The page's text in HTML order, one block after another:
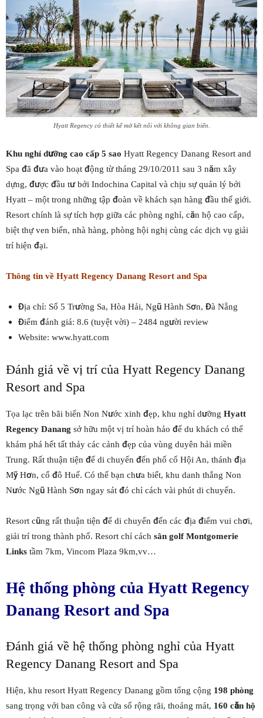
Hyatt Regency có thiết kế mở kết nối với không gian biển.
Khu nghỉ dưỡng cao cấp 5 sao Hyatt Regency Danang Resort and
Spa đã đưa vào hoạt động từ tháng 29/10/2011 sau 3 năm xây
dựng, được đầu tư bởi Indochina Capital và chịu sự quản lý bởi
Hyatt – một trong những tập đoàn về khách sạn hàng đầu thế giới.
Resort chính là sự tích hợp giữa các phòng nghỉ, căn hộ cao cấp,
biệt thự ven biển, nhà hàng, phòng hội nghị cùng các dịch vụ giải
trí hiện đại.
Thông tin về Hyatt Regency Danang Resort and Spa
Địa chỉ: Số 5 Trường Sa, Hòa Hải, Ngũ Hành Sơn, Đà Nẵng
Điểm đánh giá: 8.6 (tuyệt vời) – 2484 người review
Website: www.hyatt.com
Đánh giá về vị trí của Hyatt Regency Danang
Resort and Spa
Tọa lạc trên bãi biển Non Nước xinh đẹp, khu nghỉ dưỡng Hyatt
Regency Danang sở hữu một vị trí hoàn hảo để du khách có thể
khám phá hết tất thảy các cảnh đẹp của vùng duyên hải miền
Trung. Rất thuận tiện để di chuyển đến phố cổ Hội An, thánh địa
Mỹ Hơn, cố đô Huế. Có thể bạn chưa biết, khu danh thắng Non
Nước Ngũ Hành Sơn ngay sát đó chỉ cách vài phút di chuyển.
Resort cũng rất thuận tiện để di chuyển đến các địa điểm vui chơi,
giải trí trong thành phố. Resort chỉ cách sân golf Montgomerie
Links tầm 7km, Vincom Plaza 9km,vv…
Hệ thống phòng của Hyatt Regency
Danang Resort and Spa
Đánh giá về hệ thống phòng nghỉ của Hyatt
Regency Danang Resort and Spa
Hiện, khu resort Hyatt Regency Danang gồm tổng cộng 198 phòng
sang trọng với ban công và cửa sổ rộng rãi, thoáng mát, 160 căn hộ